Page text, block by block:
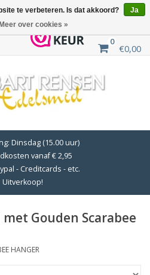
0
€0,00
Dinsdag (15.00 uur)
vanaf € 2,95
- Creditcards - etc.
Uitverkoop!
Gouden Scarabee
HANGER
te verbeteren. Is dat akkoord?
Ja
Meer over cookies »